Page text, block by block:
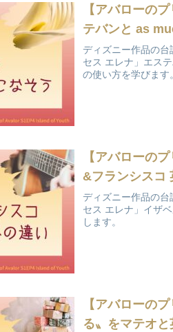
【アバローの
テバンと as
ディズニー作品の
セス エレナ」エス
の使い方を学びます
【アバローの
&フランシスコ
ディズニー作品の
セス エレナ」イザ
します。
【アバローの
る〟をマテオ